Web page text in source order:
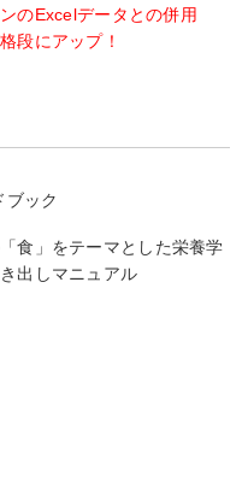
のExcelデータとの併用
段にアップ！
ブック
食」をテーマとした栄養学
出しマニュアル